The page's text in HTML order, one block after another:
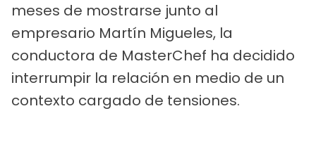
meses de mostrarse junto al
empresario Martín Migueles, la
conductora de MasterChef ha decidido
interrumpir la relación en medio de un
contexto cargado de tensiones.